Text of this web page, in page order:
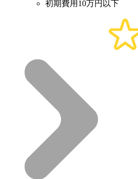
初期費用10万円以下